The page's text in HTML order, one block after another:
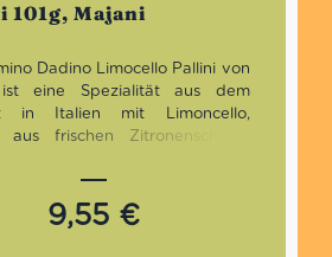
101g, Majani
Dadino Limocello Pallini von
ist eine Spezialität aus dem
in Italien mit Limoncello,
aus frischen Zitronenschalen
wird. Jede dieser Mandel-
mit Limoncello ist
verpackt, glutenfrei und enthält
9,55 €